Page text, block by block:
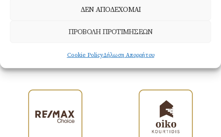
ΔΕΝ ΑΠΟΔΕΧΟΜΑΙ
ΠΡΟΒΟΛΗ ΠΡΟΤΙΜΗΣΕΩΝ
Cookie PolicyΔήλωση Απορρήτου
Οι εταιρείες της Kourtidis Group